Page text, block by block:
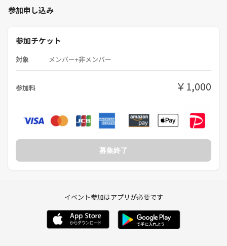
- ウィングスパン
- 宝石の煌めきマーベル
- モンスターメーカー
- パンデミック
- カルカソンヌ
- インカの黄金
- クイズいい線行きましょう
- シークレットランキング
- ナナトリドリ
- 目撃者たちの夜
参加申し込み
参加チケット
対象 メンバー+非メンバー
参加料 ￥1,000
募集終了
イベント参加はアプリが必要です